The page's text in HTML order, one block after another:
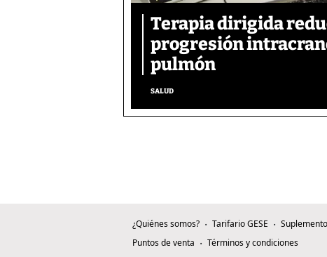
Terapia dirigida
progresión
pulmón
SALUD
¿Quiénes somos? Tarifario GESE
Puntos de venta
Términos y condiciones